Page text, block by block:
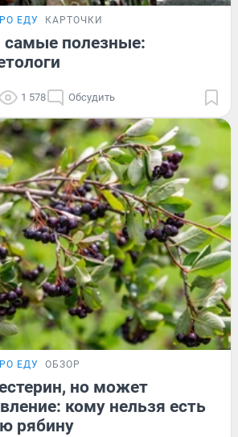
ЕДУ КАРТОЧКИ
самые полезные:
1 578 Обсудить
ЕДУ ОБЗОР
но может
кому нельзя есть
рябину